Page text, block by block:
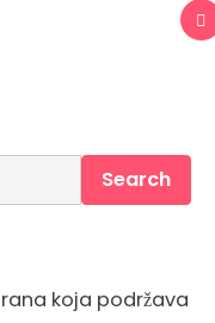
Search
koja podržava